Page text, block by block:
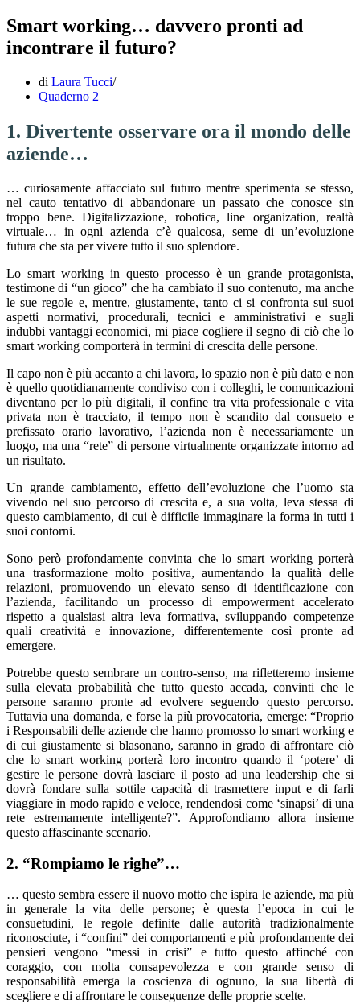
Smart working… davvero pronti ad
incontrare il futuro?
di Laura Tucci
Quaderno 2
1. Divertente osservare ora il mondo delle
aziende…
… curiosamente affacciato sul futuro mentre sperimenta se stesso,
nel cauto tentativo di abbandonare un passato che conosce sin
troppo bene. Digitalizzazione, robotica, line organization, realtà
virtuale… in ogni azienda c’è qualcosa, seme di un’evoluzione
futura che sta per vivere tutto il suo splendore.
Lo smart working in questo processo è un grande protagonista,
testimone di “un gioco” che ha cambiato il suo contenuto, ma anche
le sue regole e, mentre, giustamente, tanto ci si confronta sui suoi
aspetti normativi, procedurali, tecnici e amministrativi e sugli
indubbi vantaggi economici, mi piace cogliere il segno di ciò che lo
smart working comporterà in termini di crescita delle persone.
Il capo non è più accanto a chi lavora, lo spazio non è più dato e non
è quello quotidianamente condiviso con i colleghi, le comunicazioni
diventano per lo più digitali, il confine tra vita professionale e vita
privata non è tracciato, il tempo non è scandito dal consueto e
prefissato orario lavorativo, l’azienda non è necessariamente un
luogo, ma una “rete” di persone virtualmente organizzate intorno ad
un risultato.
Un grande cambiamento, effetto dell’evoluzione che l’uomo sta
vivendo nel suo percorso di crescita e, a sua volta, leva stessa di
questo cambiamento, di cui è difficile immaginare la forma in tutti i
suoi contorni.
Sono però profondamente convinta che lo smart working porterà
una trasformazione molto positiva, aumentando la qualità delle
relazioni, promuovendo un elevato senso di identificazione con
l’azienda, facilitando un processo di empowerment accelerato
rispetto a qualsiasi altra leva formativa, sviluppando competenze
quali creatività e innovazione, differentemente così pronte ad
emergere.
Potrebbe questo sembrare un contro-senso, ma rifletteremo insieme
sulla elevata probabilità che tutto questo accada, convinti che le
persone saranno pronte ad evolvere seguendo questo percorso.
Tuttavia una domanda, e forse la più provocatoria, emerge: “Proprio
i Responsabili delle aziende che hanno promosso lo smart working e
di cui giustamente si blasonano, saranno in grado di affrontare ciò
che lo smart working porterà loro incontro quando il ‘potere’ di
gestire le persone dovrà lasciare il posto ad una leadership che si
dovrà fondare sulla sottile capacità di trasmettere input e di farli
viaggiare in modo rapido e veloce, rendendosi come ‘sinapsi’ di una
rete estremamente intelligente?”. Approfondiamo allora insieme
questo affascinante scenario.
2. “Rompiamo le righe”…
… questo sembra essere il nuovo motto che ispira le aziende, ma più
in generale la vita delle persone; è questa l’epoca in cui le
consuetudini, le regole definite dalle autorità tradizionalmente
riconosciute, i “confini” dei comportamenti e più profondamente dei
pensieri vengono “messi in crisi” e tutto questo affinché con
coraggio, con molta consapevolezza e con grande senso di
responsabilità emerga la coscienza di ognuno, la sua libertà di
scegliere e di affrontare le conseguenze delle proprie scelte.